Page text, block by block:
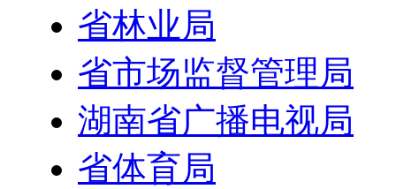
省林业局
省市场监督管理局
湖南省广播电视局
省体育局